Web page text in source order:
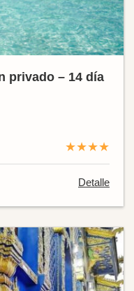
privado – 14 día
★★★★
Detalle